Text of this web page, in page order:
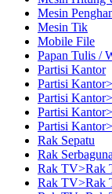
Mesin
Mesin Tik
Mobile File
Papan Tulis /
Partisi Kantor
Partisi
Partisi
Partisi
Partisi
Rak Sepatu
Rak
Rak TV>Rak
Rak TV>Rak